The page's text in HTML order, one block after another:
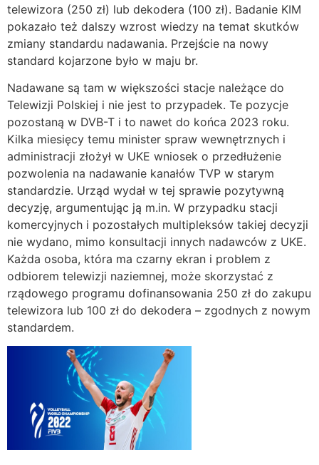
telewizora (250 zł) lub dekodera (100 zł). Badanie KIM
pokazało też dalszy wzrost wiedzy na temat skutków
zmiany standardu nadawania. Przejście na nowy
standard kojarzone było w maju br.
Nadawane są tam w większości stacje należące do
Telewizji Polskiej i nie jest to przypadek. Te pozycje
pozostaną w DVB-T i to nawet do końca 2023 roku.
Kilka miesięcy temu minister spraw wewnętrznych i
administracji złożył w UKE wniosek o przedłużenie
pozwolenia na nadawanie kanałów TVP w starym
standardzie. Urząd wydał w tej sprawie pozytywną
decyzję, argumentując ją m.in. W przypadku stacji
komercyjnych i pozostałych multipleksów takiej decyzji
nie wydano, mimo konsultacji innych nadawców z UKE.
Każda osoba, która ma czarny ekran i problem z
odbiorem telewizji naziemnej, może skorzystać z
rządowego programu dofinansowania 250 zł do zakupu
telewizora lub 100 zł do dekodera – zgodnych z nowym
standardem.